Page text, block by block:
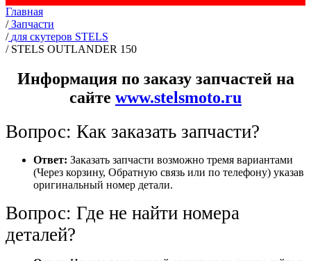
Главная
/ Запчасти
/ для скутеров STELS
/ STELS OUTLANDER 150
Информация по заказу запчастей на
сайте www.stelsmoto.ru
Вопрос: Как заказать запчасти?
Ответ: Заказать запчасти возможно тремя вариантами
(Через корзину, Обратную связь или по телефону) указав
оригинальный номер детали.
Вопрос: Где не найти номера
деталей?